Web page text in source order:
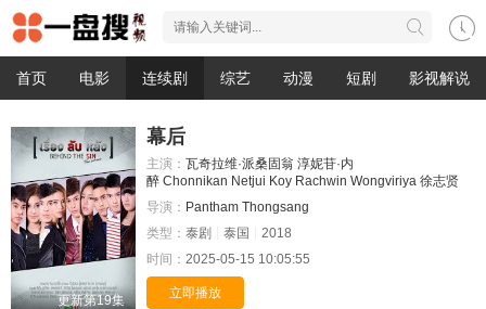
首页 电影 连续剧 综艺 动漫 短剧 影视解说
更新第19集
幕后
主演： 瓦奇拉维·派桑固翁 淳妮苷·内
醉 Chonnikan Netjui Koy Rachwin Wongviriya 徐志贤
导演： Pantham Thongsang
类型： 泰剧 泰国
2018
时间： 2025-05-15 10:05:55
立即播放